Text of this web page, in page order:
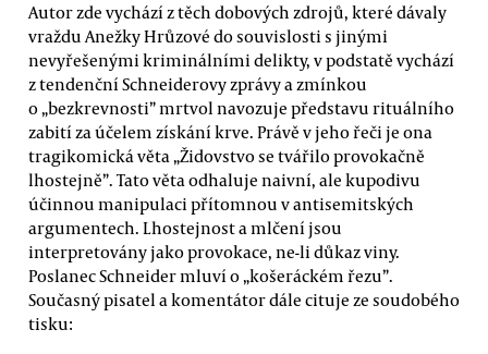
Autor zde vychází z těch dobových zdrojů, které dávaly
vraždu Anežky Hrůzové do souvislosti s jinými
nevyřešenými kriminálními delikty, v podstatě vychází
z tendenční Schneiderovy zprávy a zmínkou
o „bezkrevnosti” mrtvol navozuje představu rituálního
zabití za účelem získání krve. Právě v jeho řeči je ona
tragikomická věta „Židovstvo se tvářilo provokačně
lhostejně”. Tato věta odhaluje naivní, ale kupodivu
účinnou manipulaci přítomnou v antisemitských
argumentech. Lhostejnost a mlčení jsou
interpretovány jako provokace, ne-li důkaz viny.
Poslanec Schneider mluví o „košeráckém řezu”.
Současný pisatel a komentátor dále cituje ze soudobého
tisku: